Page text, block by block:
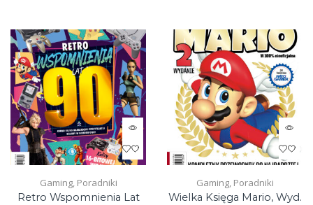
Gaming, Poradniki
Retro Wspomnienia Lat
Gaming, Poradniki
Wielka Księga Mario, Wyd.